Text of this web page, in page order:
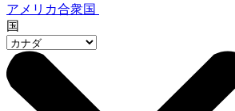
アメリカ合衆国
国